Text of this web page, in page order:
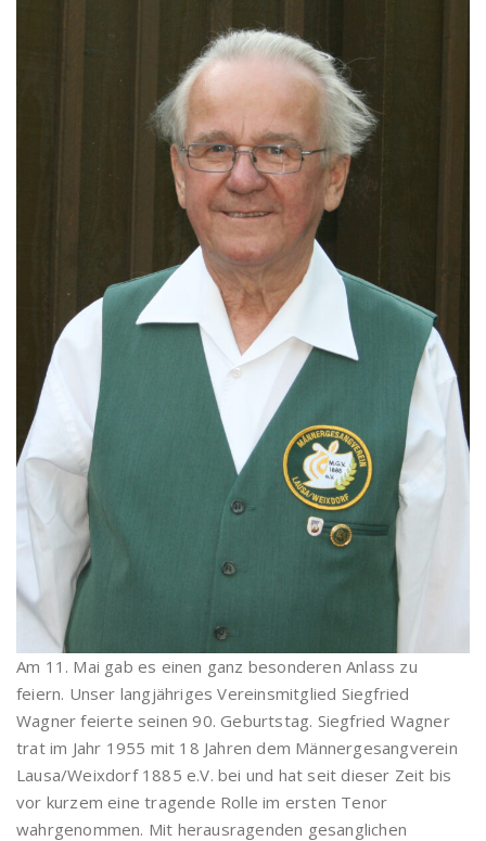
Am 11. Mai gab es einen ganz besonderen Anlass zu
feiern. Unser langjähriges Vereinsmitglied Siegfried
Wagner feierte seinen 90. Geburtstag. Siegfried Wagner
trat im Jahr 1955 mit 18 Jahren dem Männergesangverein
Lausa/Weixdorf 1885 e.V. bei und hat seit dieser Zeit bis
vor kurzem eine tragende Rolle im ersten Tenor
wahrgenommen. Mit herausragenden gesanglichen